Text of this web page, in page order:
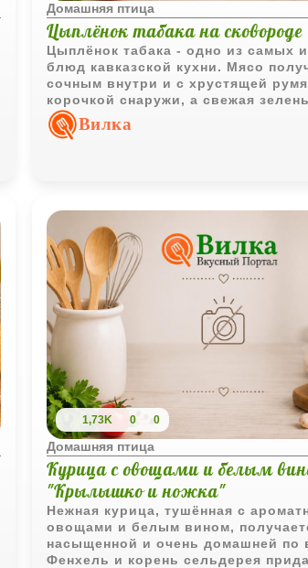
Домашняя птица
Цыплёнок табака на сковороде
Цыплёнок табака - одно из самых
блюд кавказской кухни. Мясо
сочным внутри и с хрустящей
корочкой снаружи, а свежая
чесночный соус делают вкус
насыщенным.
Вилка
1,73K 0 0
Домашняя птица
Курица с овощами и белым
"Крылышко и ножка"
Нежная курица, тушённая с
овощами и белым вином,
насыщенной и очень домашней по
Фенхель и корень сельдерея